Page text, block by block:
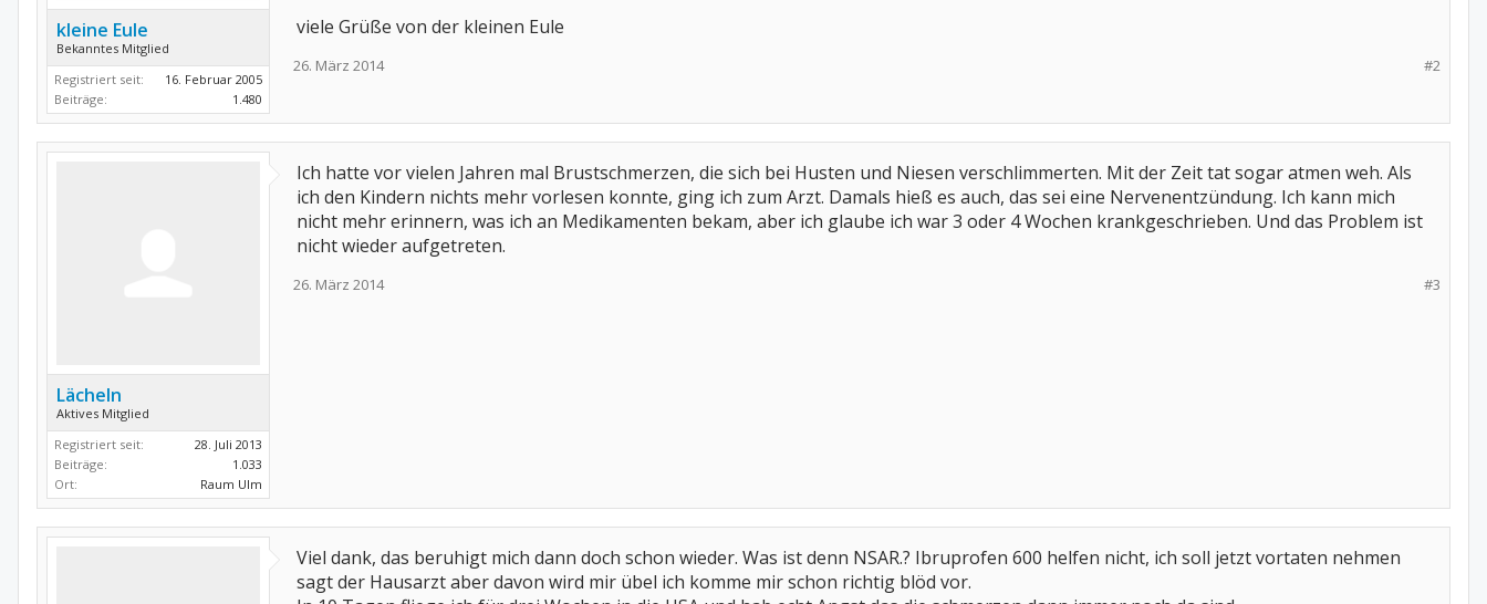
kleine Eule
Bekanntes Mitglied
Registriert seit:
16. Februar 2005
Beiträge:
1.480
viele Grüße von der kleinen Eule
#2
26. März 2014
Lächeln
Aktives Mitglied
Registriert seit:
28. Juli 2013
Beiträge:
1.033
Ort:
Raum Ulm
Ich hatte vor vielen Jahren mal Brustschmerzen, die sich bei Husten und Niesen verschlimmerten. Mit der Zeit tat sogar atmen weh. Als
ich den Kindern nichts mehr vorlesen konnte, ging ich zum Arzt. Damals hieß es auch, das sei eine Nervenentzündung. Ich kann mich
nicht mehr erinnern, was ich an Medikamenten bekam, aber ich glaube ich war 3 oder 4 Wochen krankgeschrieben. Und das Problem ist
nicht wieder aufgetreten.
#3
26. März 2014
Viel dank, das beruhigt mich dann doch schon wieder. Was ist denn NSAR.? Ibruprofen 600 helfen nicht, ich soll jetzt vortaten nehmen
sagt der Hausarzt aber davon wird mir übel ich komme mir schon richtig blöd vor.